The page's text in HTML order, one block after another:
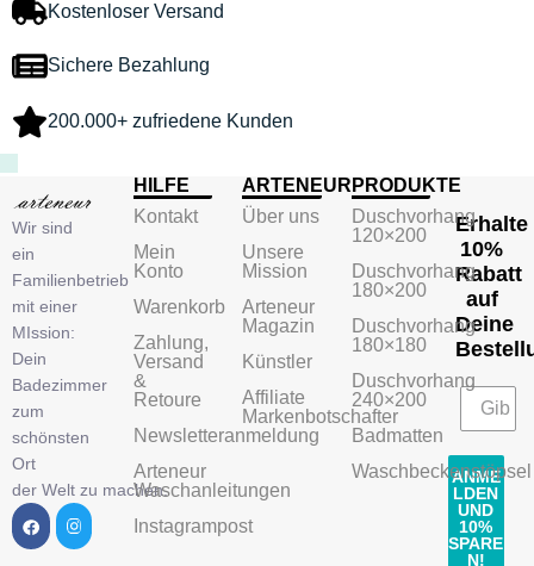
Kostenloser Versand
Sichere Bezahlung
200.000+ zufriedene Kunden
Wir sind
ein
Familienbetrieb
mit einer
MIssion:
Dein
Badezimmer
zum
schönsten
Ort
der Welt zu machen.
HILFE
Kontakt
Mein
Konto
Warenkorb
Zahlung,
Versand
&
Retoure
Newsletteranmeldung
Arteneur
Waschanleitungen
Instagrampost
ARTENEUR
Über uns
Unsere
Mission
Arteneur
Magazin
Künstler
Affiliate
Markenbotschafter
PRODUKTE
Duschvorhang
120×200
Duschvorhang
180×200
Duschvorhang
180×180
Duschvorhang
240×200
Badmatten
Waschbeckenstöpsel
Erhalte
10%
Rabatt
auf
Deine
ANME
LDEN
UND
10%
SPARE
N!